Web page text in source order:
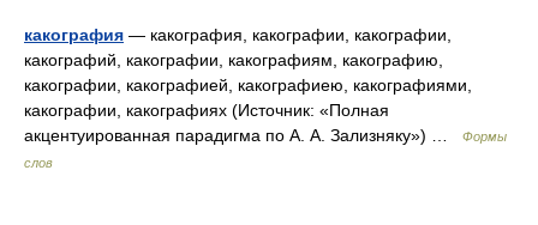
какография — какография, какографии, какографии,
какографий, какографии, какографиям, какографию,
какографии, какографией, какографиею, какографиями,
какографии, какографиях (Источник: «Полная
акцентуированная парадигма по А. А. Зализняку») …
Формы
слов